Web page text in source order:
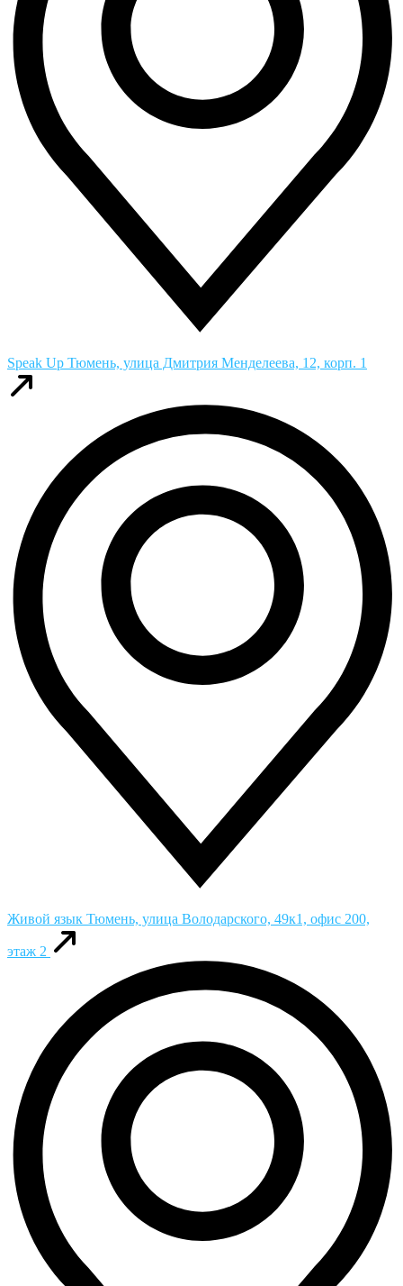
Speak Up Тюмень, улица Дмитрия Менделеева, 12, корп. 1
Живой язык Тюмень, улица Володарского, 49к1, офис 200,
этаж 2